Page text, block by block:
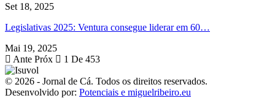
Set 18, 2025
Legislativas 2025: Ventura consegue liderar em 60…
Mai 19, 2025
Ante Próx 1 De 453
© 2026 - Jornal de Cá. Todos os direitos reservados.
Desenvolvido por: Potenciais e miguelribeiro.eu